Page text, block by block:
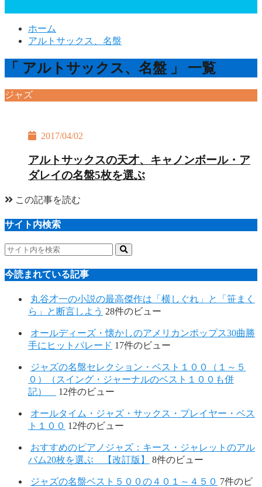
ホーム
アルトサックス、名盤
「 アルトサックス、名盤 」 一覧
ジャズ
2017/04/02
アルトサックスの天才、キャノンボール・ア
ダレイの名盤5枚を選ぶ
この記事を読む
サイト内検索
今読まれている記事
丸谷才一の小説の最高傑作は「横しぐれ」と「笹まく
ら」と断言しよう 28件のビュー
オールディーズ・懐かしのアメリカンポップス30曲勝
手にヒットパレード 17件のビュー
ジャズの名盤セレクション・ベスト１００（１～５
０）（スイング・ジャーナルのベスト１００も併
記）
12件のビュー
オールタイム・ジャズ・サックス・プレイヤー・ベス
ト１００ 12件のビュー
おすすめのピアノジャズ：キース・ジャレットのアル
バム20枚を選ぶ 【改訂版】
8件のビュー
ジャズの名盤ベスト５００の４０１～４５０ 7件のビ